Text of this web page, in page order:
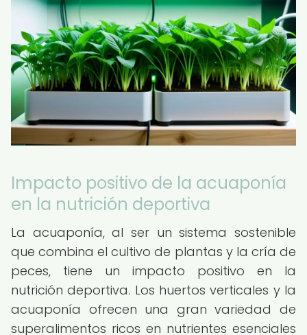
Impacto positivo de la acuaponía
en la nutrición deportiva
La acuaponía, al ser un sistema sostenible
que combina el cultivo de plantas y la cría de
peces, tiene un impacto positivo en la
nutrición deportiva. Los huertos verticales y la
acuaponía ofrecen una gran variedad de
superalimentos ricos en nutrientes esenciales